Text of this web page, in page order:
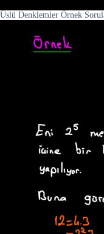
Üslü Denklemler Örnek